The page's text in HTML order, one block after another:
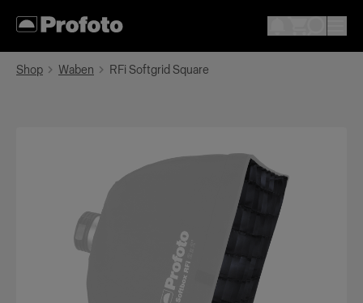
Shop Waben RFi Softgrid Square